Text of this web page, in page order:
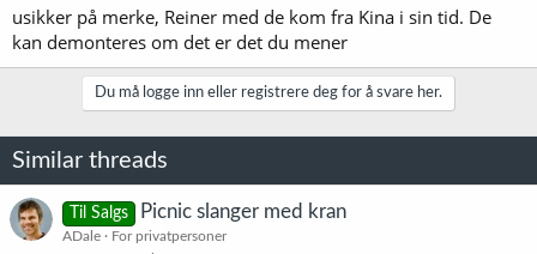
usikker på merke, Reiner med de kom fra Kina i sin tid. De
kan demonteres om det er det du mener
Du må logge inn eller registrere deg for å svare her.
Similar threads
Til Salgs Picnic slanger med kran
ADale
For privatpersoner